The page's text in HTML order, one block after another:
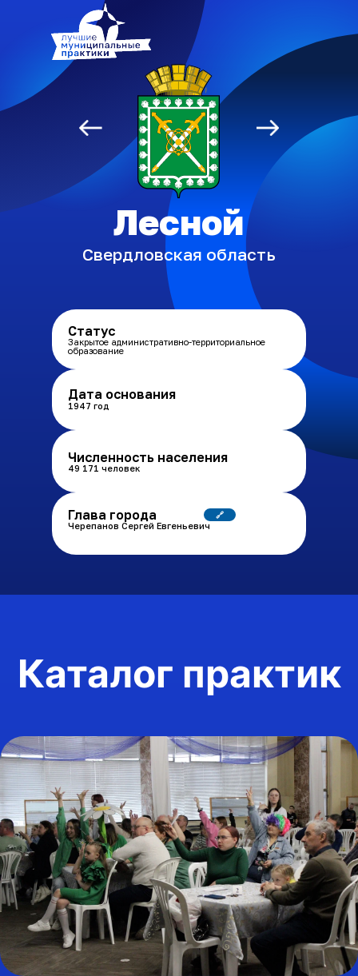
Союз «Атомные
Лесной
Свердловская область
Статус
Закрытое административно-территориальное
образование
Дата основания
1947 год
Численность населения
49 171 человек
Глава города 🔗
Черепанов Сергей Евгеньевич
Каталог практик